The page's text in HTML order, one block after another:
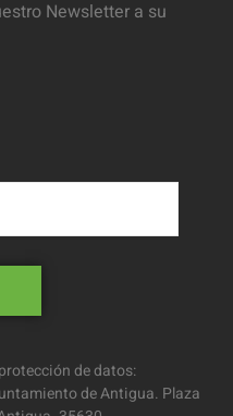
Newsletter a su
de datos:
de Antigua. Plaza